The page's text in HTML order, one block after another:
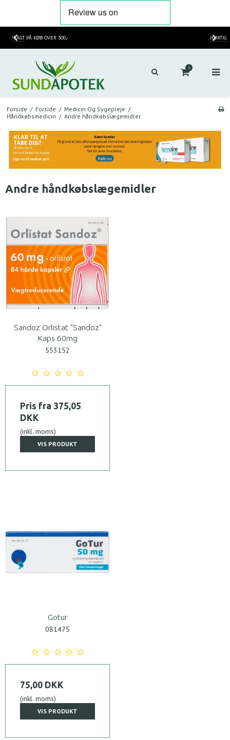
0
Forside / Forside / Medicin Og Sygepleje /
Håndkøbsmedicin / Andre håndkøbslægemidler
Andre håndkøbslægemidler
Sandoz Orlistat "Sandoz"
Kaps 60mg
553152
Pris fra 375,05
DKK
(inkl. moms)
VIS PRODUKT
Gotur
081475
75,00 DKK
(inkl. moms)
VIS PRODUKT